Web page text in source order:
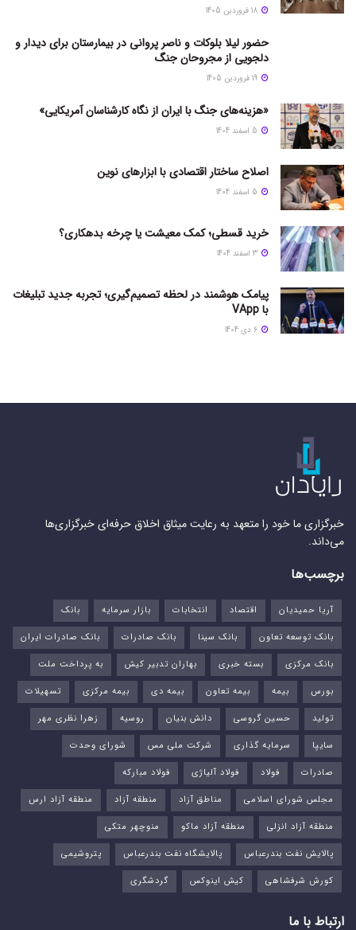
حضور لیلا بلوکات و ناصر پروانی در بیمارستان برای دیدار و
دلجویی از مجروحان جنگ
«هزینه‌های جنگ با ایران از نگاه کارشناسان آمریکایی»
اصلاح ساختار اقتصادی با ابزارهای نوین
خرید قسطی؛ کمک معیشت یا چرخه بدهکاری؟
پیامک هوشمند در لحظه تصمیم‌گیری؛ تجربه جدید تبلیغات
با VApp
خبرگزاری ما خود را متعهد به رعایت میثاق اخلاق حرفه‌ای خبرگزاری‌ها
می‌داند.
برچسب‌ها
آریا حمیدیان اقتصاد انتخابات بازار سرمایه
بانک
بانک توسعه تعاون
بانک سینا بانک صادرات
بانک صادرات ایران
بانک مرکزی
بسته خبری بهاران تدبیر کیش
به پرداخت ملت
بورس‌
بیمه بیمه تعاون بیمه دی بیمه مرکزی
تسهیلات
تولید
حسین گروسی دانش بنیان روسیه
زهرا نظری مهر
سایپا
سرمایه گذاری شرکت ملی مس
شورای وحدت
صادرات
فولاد فولاد آلیاژی
فولاد مبارکه
مجلس شورای اسلامی
مناطق آزاد منطقه آزاد
منطقه آزاد ارس
منطقه آزاد انزلی
منطقه آزاد ماکو
منوچهر متکی
پالایش نفت بندرعباس
پالایشگاه نفت بندرعباس
پتروشیمی
کورش شرفشاهی
کیش اینوکس گردشگری
ارتباط با ما